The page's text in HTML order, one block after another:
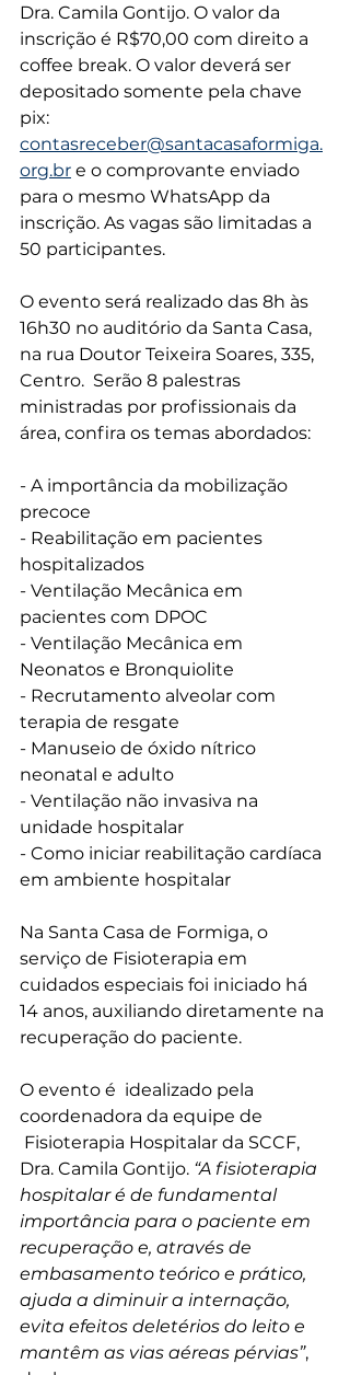
Dra. Camila Gontijo. O valor da
inscrição é R$70,00 com direito a
coffee break. O valor deverá ser
depositado somente pela chave
pix:
contasreceber@santacasaformiga.
org.br e o comprovante enviado
para o mesmo WhatsApp da
inscrição. As vagas são limitadas a
50 participantes.
O evento será realizado das 8h às
16h30 no auditório da Santa Casa,
na rua Doutor Teixeira Soares, 335,
Centro.  Serão 8 palestras
ministradas por profissionais da
área, confira os temas abordados:
- A importância da mobilização
precoce
- Reabilitação em pacientes
hospitalizados
- Ventilação Mecânica em
pacientes com DPOC
- Ventilação Mecânica em
Neonatos e Bronquiolite
- Recrutamento alveolar com
terapia de resgate
- Manuseio de óxido nítrico
neonatal e adulto
- Ventilação não invasiva na
unidade hospitalar
- Como iniciar reabilitação cardíaca
em ambiente hospitalar
Na Santa Casa de Formiga, o
serviço de Fisioterapia em
cuidados especiais foi iniciado há
14 anos, auxiliando diretamente na
recuperação do paciente.
O evento é  idealizado pela
coordenadora da equipe de
Fisioterapia Hospitalar da SCCF,
Dra. Camila Gontijo. “A fisioterapia
hospitalar é de fundamental
importância para o paciente em
recuperação e, através de
embasamento teórico e prático,
ajuda a diminuir a internação,
evita efeitos deletérios do leito e
mantêm as vias aéreas pérvias”,